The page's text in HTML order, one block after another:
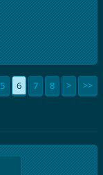
5 6 7 8 > >>